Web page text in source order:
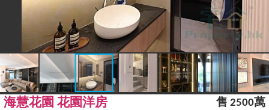
海慧花園 花園洋房 售 2500萬